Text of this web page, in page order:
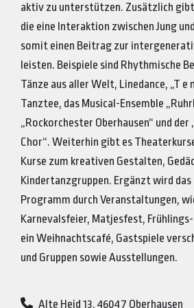
aktiv zu unterstützen. Zusätzlich
die eine Interaktion zwischen Jung
somit einen Beitrag zur
leisten. Beispiele sind Rhythmische
Tänze aus aller Welt, Linedance, „T e
Tanztee, das Musical-Ensemble
„Rockorchester Oberhausen“ und der
Chor“. Weiterhin gibt es
Kurse zum kreativen Gestalten,
Kindertanzgruppen. Ergänzt wird
Programm durch Veranstaltungen,
Karnevalsfeier, Matjesfest,
ein Weihnachtscafé, Gastspiele
und Gruppen sowie Ausstellungen.
Alte Heid 13​, 46047 Oberhausen